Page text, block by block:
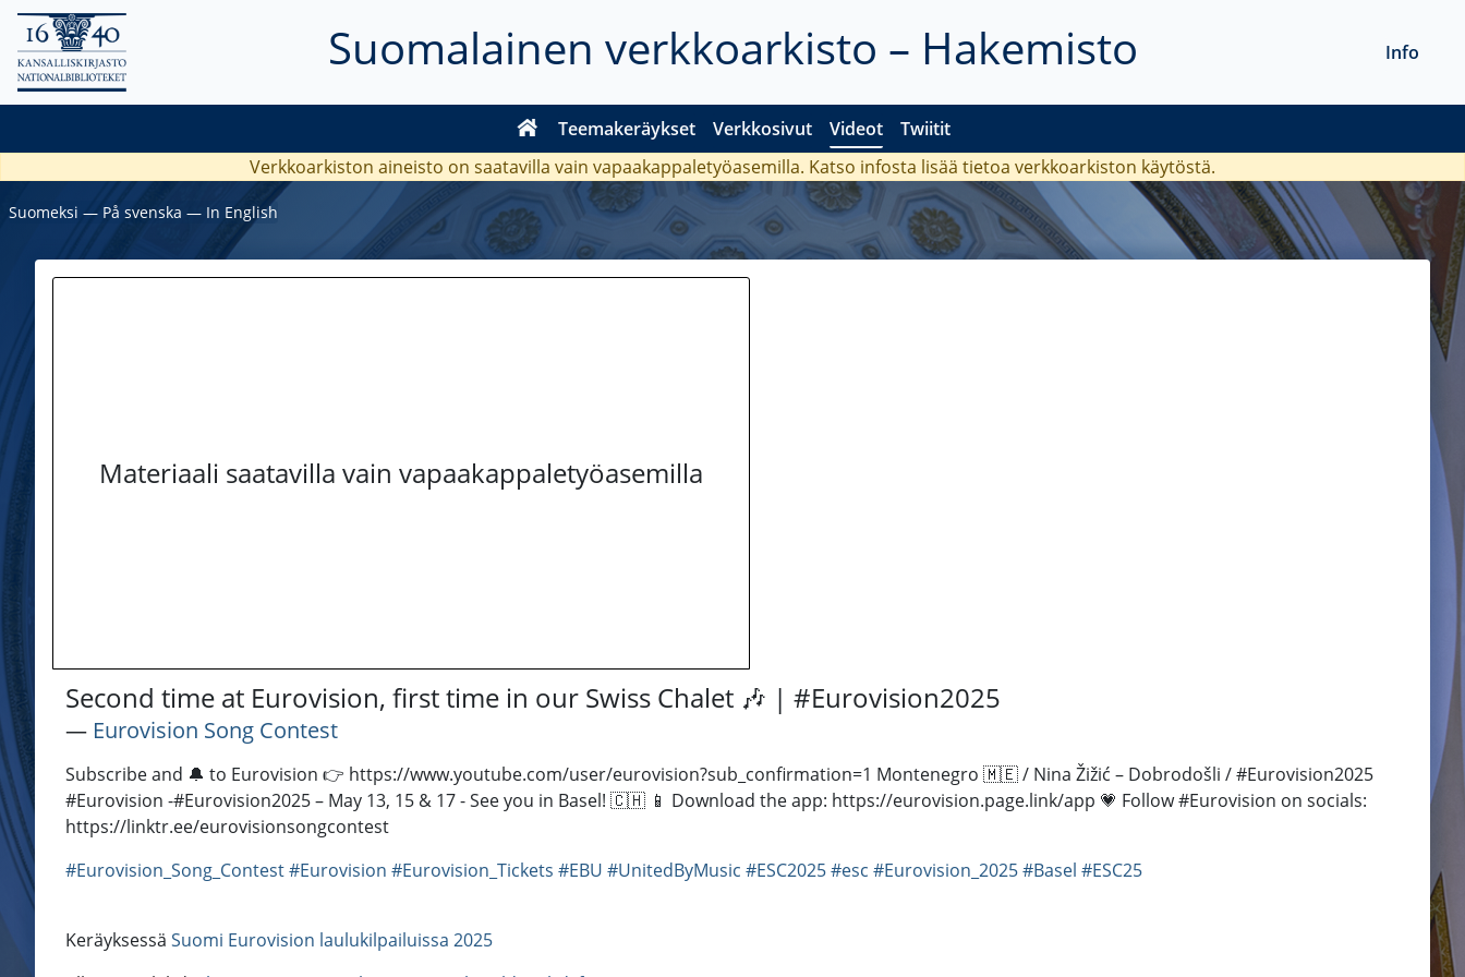
Suomalainen verkkoarkisto – Hakemisto
Teemakeräykset Verkkosivut Videot Twiitit
Info
Verkkoarkiston aineisto on saatavilla vain vapaakappaletyöasemilla. Katso infosta lisää tietoa verkkoarkiston käytöstä.
Suomeksi ― På svenska ― In English
Materiaali saatavilla vain vapaakappaletyöasemilla
Second time at Eurovision, first time in our Swiss Chalet 🎶 | #Eurovision2025
― Eurovision Song Contest
Subscribe and 🔔 to Eurovision 👉 https://www.youtube.com/user/eurovision?sub_confirmation=1 ​ Montenegro 🇲🇪 / Nina Žižić – Dobrodošli / #Eurovision2025
#Eurovision -​ #Eurovision2025 – May 13, 15 & 17 - See you in Basel! 🇨🇭 📱 Download the app: https://eurovision.page.link/app 💗 Follow #Eurovision on socials:
https://linktr.ee/eurovisionsongcontest
#Eurovision_Song_Contest#Eurovision #Eurovision_Tickets #EBU #UnitedByMusic #ESC2025#esc #Eurovision_2025#Basel #ESC25
Keräyksessä Suomi Eurovision laulukilpailuissa 2025